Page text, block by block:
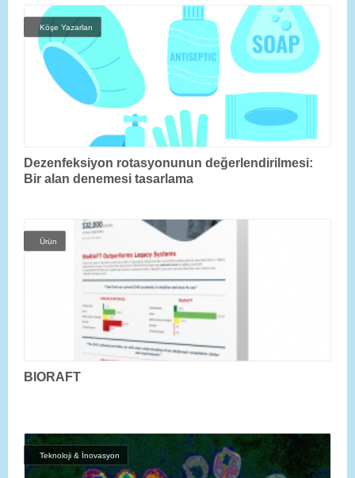
Köşe Yazarları
Dezenfeksiyon rotasyonunun değerlendirilmesi:
Bir alan denemesi tasarlama
Ürün
BIORAFT
Teknoloji & İnovasyon